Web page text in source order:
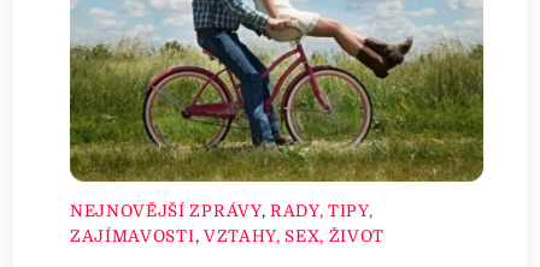
NEJNOVĚJŠÍ ZPRÁVY, RADY, TIPY,
ZAJÍMAVOSTI, VZTAHY, SEX, ŽIVOT